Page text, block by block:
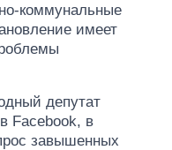
коммунальные
имеет
депутат
Facebook, в
завышенных